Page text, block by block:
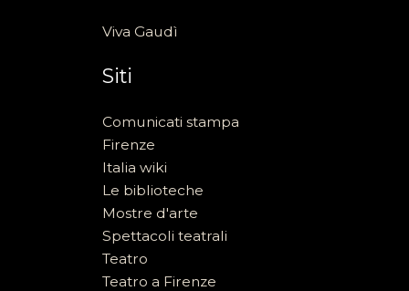
Viva Gaudì
Siti
Comunicati stampa
Firenze
Italia wiki
Le biblioteche
Mostre d'arte
Spettacoli teatrali
Teatro
Teatro a Firenze